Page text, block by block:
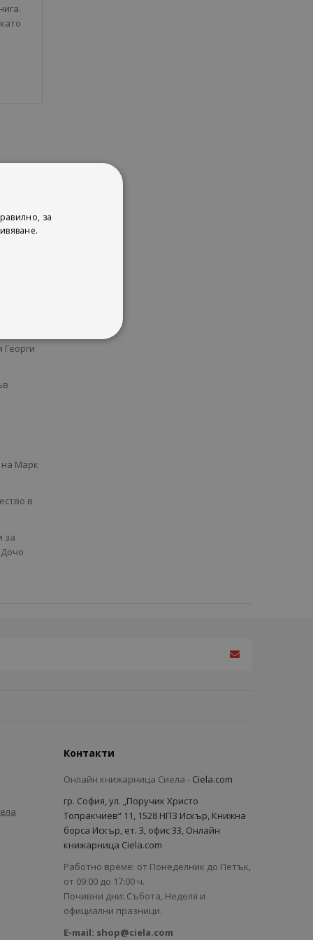
Георги
на Марк
в
за
Контакти
Онлайн книжарница Сиела - Ciela.com
гр. София, ул. „Поручик Христо
Топракчиев“ 11, 1528 НПЗ Искър, Книжна
борса Искър, ет. 3, офис 33, Онлайн
книжарница Ciela.com
Работно време: от Понеделник до Петък,
от 09:00 до 17:00 ч.
Почивни дни: Събота, Неделя и
официални празници.
E-mail: shop@ciela.com
за